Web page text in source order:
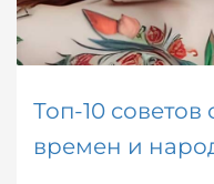
Топ-10 советов
времен и